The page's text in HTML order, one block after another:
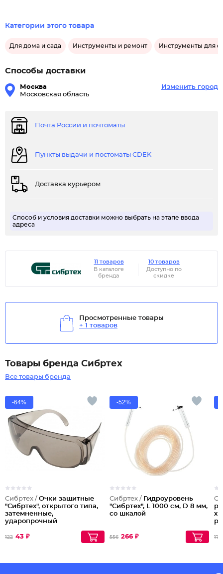
Категории этого товара
Для дома и сада Инструменты и ремонт Инструменты для
Способы доставки
Москва
Московская область
Изменить город
Почта России и почтоматы
Пункты выдачи и постоматы CDEK
Доставка курьером
Способ и условия доставки можно выбрать на этапе ввода
адреса
11 товаров
В каталоге
бренда
10 товаров
Доступно по
скидке
Просмотренные товары
+ 1 товаров
Товары бренда Сибртех
Все товары бренда
-64%
Сибртех / Очки защитные
"Сибртех", открытого типа,
затемненные,
ударопрочный
122 43 ₽
-52%
Сибртех / Гидроуровень
"Сибртех", L 1000 см, D 8 мм,
со шкалой
556 266 ₽
х
173